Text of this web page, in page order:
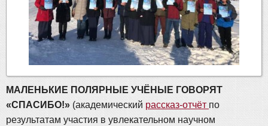
МАЛЕНЬКИЕ ПОЛЯРНЫЕ УЧЁНЫЕ ГОВОРЯТ
«СПАСИБО!» (академический рассказ-отчёт по
результатам участия в увлекательном научном